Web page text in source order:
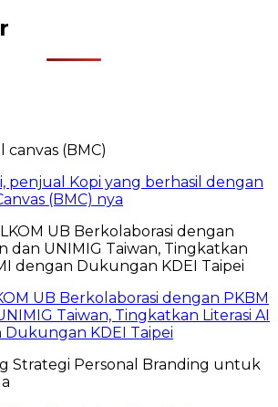
penjual Kopi yang berhasil dengan
(BMC) nya
UB Berkolaborasi dengan PKBM
Taiwan, Tingkatkan Literasi AI
Dukungan KDEI Taipei